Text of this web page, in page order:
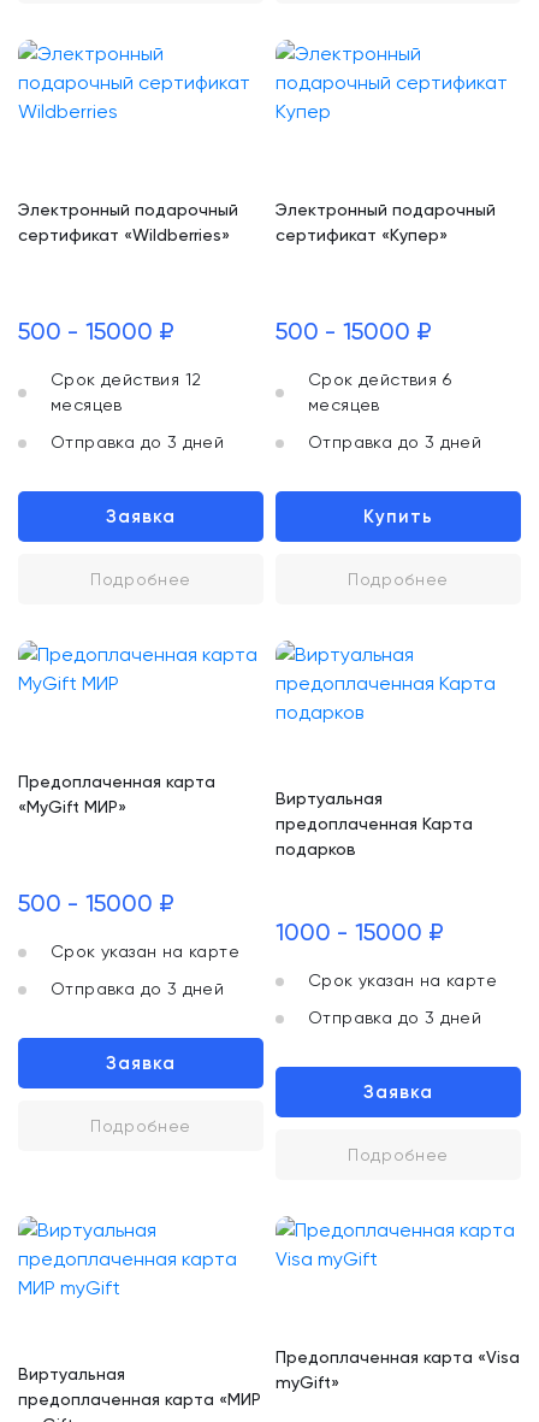
Электронный подарочный
сертификат «Wildberries»
500 - 15000 ₽
Срок действия 12
месяцев
Отправка до 3 дней
Заявка
Подробнее
Электронный подарочный
сертификат «Купер»
500 - 15000 ₽
Срок действия 6
месяцев
Отправка до 3 дней
Купить
Подробнее
Предоплаченная карта
«MyGift МИР»
500 - 15000 ₽
Срок указан на карте
Отправка до 3 дней
Заявка
Подробнее
Виртуальная
предоплаченная Карта
подарков
1000 - 15000 ₽
Срок указан на карте
Отправка до 3 дней
Заявка
Подробнее
Виртуальная
предоплаченная карта «МИР
Предоплаченная карта «Visa
myGift»